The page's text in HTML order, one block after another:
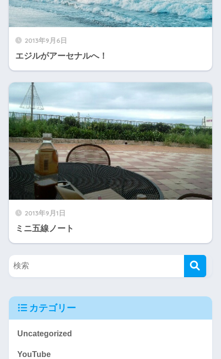
2013年9月6日
エジルがアーセナルへ！
2013年9月1日
ミニ五線ノート
カテゴリー
Uncategorized
YouTube